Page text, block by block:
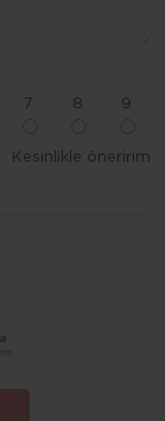
7 8 9
Kesinlikle öneririm